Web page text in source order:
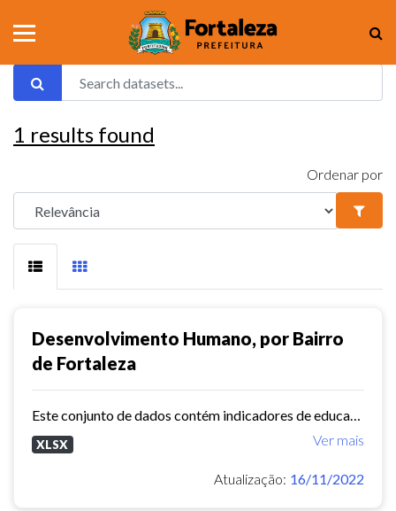
1 results found
Ordenar por
Desenvolvimento Humano, por Bairro
de Fortaleza
Ver mais
XLSX
Atualização: 16/11/2022